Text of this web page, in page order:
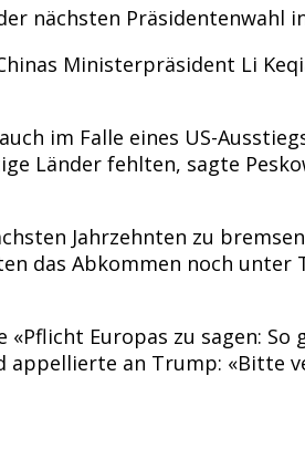
nächsten Präsidentenwahl
Ministerpräsident Li
im Falle eines US-
Länder fehlten, sagte
Jahrzehnten zu
das Abkommen noch unter
Europas zu sagen: So
an Trump: «Bitte